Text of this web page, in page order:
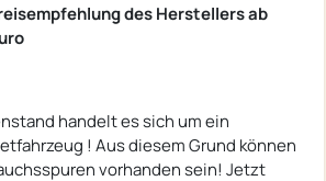
des Herstellers ab
handelt es sich um ein
! Aus diesem Grund können
vorhanden sein! Jetzt